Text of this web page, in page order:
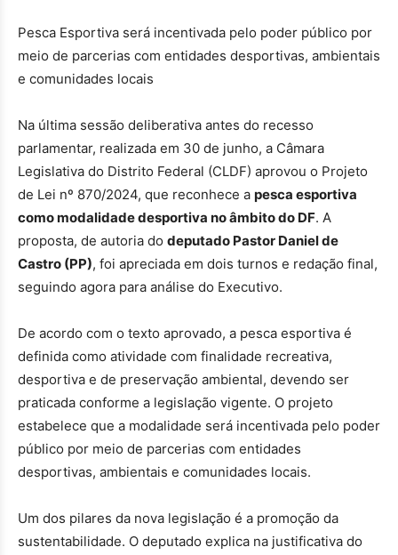
Pesca Esportiva será incentivada pelo poder público por
meio de parcerias com entidades desportivas, ambientais
e comunidades locais
Na última sessão deliberativa antes do recesso
parlamentar, realizada em 30 de junho, a Câmara
Legislativa do Distrito Federal (CLDF) aprovou o Projeto
de Lei nº 870/2024, que reconhece a pesca esportiva
como modalidade desportiva no âmbito do DF. A
proposta, de autoria do deputado Pastor Daniel de
Castro (PP), foi apreciada em dois turnos e redação final,
seguindo agora para análise do Executivo.
De acordo com o texto aprovado, a pesca esportiva é
definida como atividade com finalidade recreativa,
desportiva e de preservação ambiental, devendo ser
praticada conforme a legislação vigente. O projeto
estabelece que a modalidade será incentivada pelo poder
público por meio de parcerias com entidades
desportivas, ambientais e comunidades locais.
Um dos pilares da nova legislação é a promoção da
sustentabilidade. O deputado explica na justificativa do